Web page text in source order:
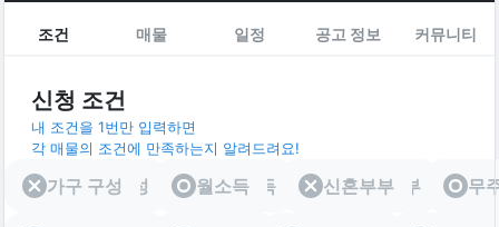
조건 매물 일정 공고 정보 커뮤니티
신청 조건
내 조건을 1번만 입력하면
각 매물의 조건에 만족하는지 알려드려요!
가구 구성 월소득 신혼부부
가구 구성 월소득 신혼부부 무